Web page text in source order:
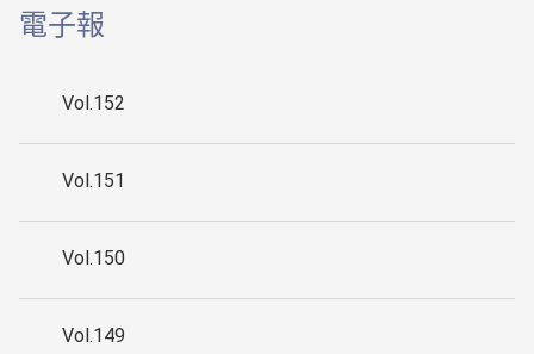
電子報
Vol.152
Vol.151
Vol.150
Vol.149